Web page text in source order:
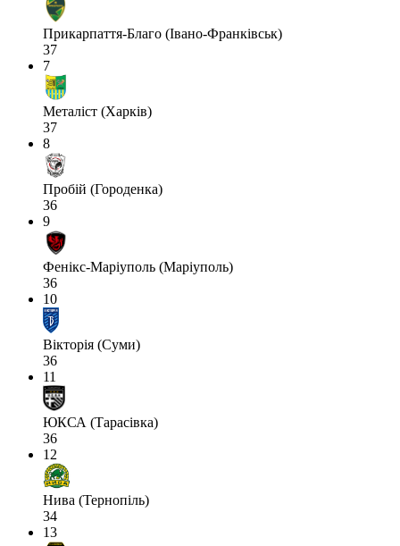
Прикарпаття-Благо (Івано-Франківськ)
37
7
Металіст (Харків)
37
8
Пробій (Городенка)
36
9
Фенікс-Маріуполь (Маріуполь)
36
10
Вікторія (Суми)
36
11
ЮКСА (Тарасівка)
36
12
Нива (Тернопіль)
34
13